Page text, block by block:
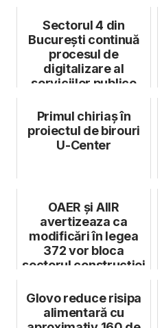
Sectorul 4 din
București continuă
procesul de
digitalizare al
serviciilor publice
Primul chiriaș în
proiectul de birouri
U-Center
OAER și AIIR
avertizeaza ca
modificări în legea
372 vor bloca
sectorul construcției
Glovo reduce risipa
alimentară cu